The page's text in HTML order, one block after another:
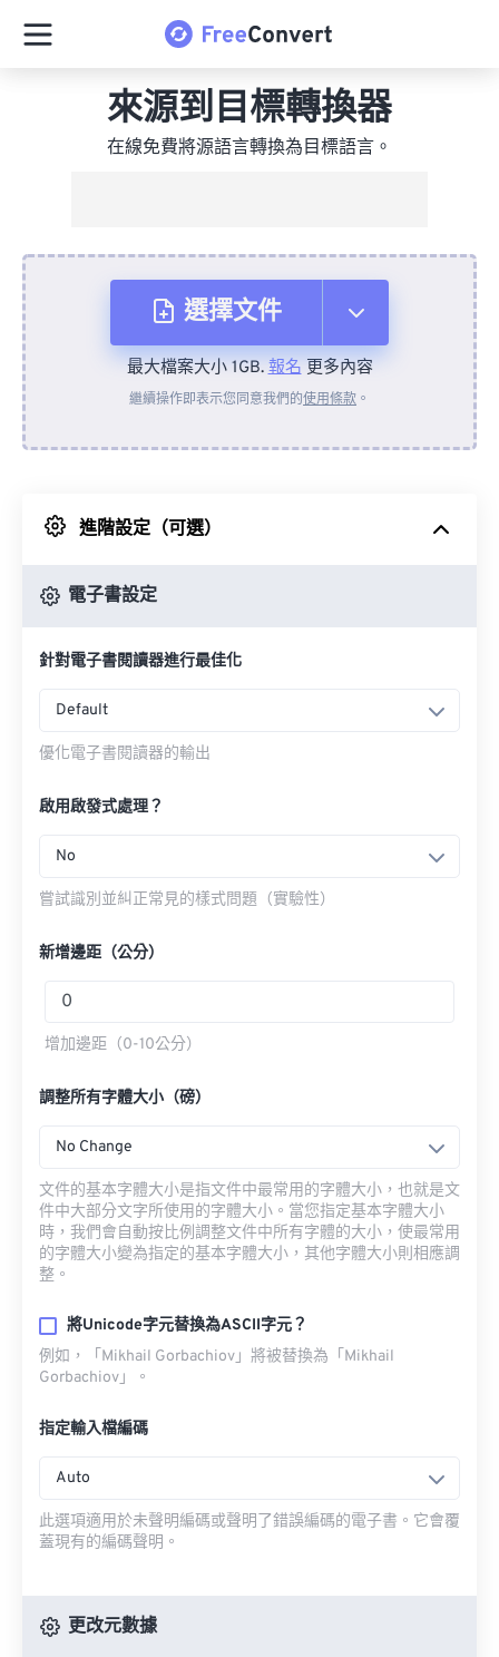
來源到目標轉換器
在線免費將源語言轉換為目標語言。
選擇文件
來自裝置
來自 Google 雲端硬碟
最大檔案大小 1GB.報名更多內容
繼續操作即表示您同意我們的使用條款 。
進階設定（可選）
電子書設定
針對電子書閱讀器進行最佳化
Default
優化電子書閱讀器的輸出
啟用啟發式處理？
No
嘗試識別並糾正常見的樣式問題（實驗性）
新增邊距（公分）
增加邊距（0-10公分）
調整所有字體大小（磅）
No Change
文件的基本字體大小是指文件中最常用的字體大小，也就是文
件中大部分文字所使用的字體大小。當您指定基本字體大小
時，我們會自動按比例調整文件中所有字體的大小，使最常用
的字體大小變為指定的基本字體大小，其他字體大小則相應調
整。
將Unicode字元替換為ASCII字元？
例如，「Mikhail Gorbachiov」將被替換為「Mikhail
Gorbachiov」。
指定輸入檔編碼
Auto
此選項適用於未聲明編碼或聲明了錯誤編碼的電子書。它會覆
蓋現有的編碼聲明。
更改元數據